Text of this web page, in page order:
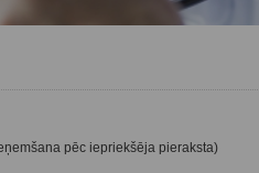
pēc iepriekšēja pieraksta)